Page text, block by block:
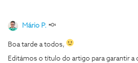
Mário P.
Boa tarde a todos,
Editámos o título do artigo para garantir a